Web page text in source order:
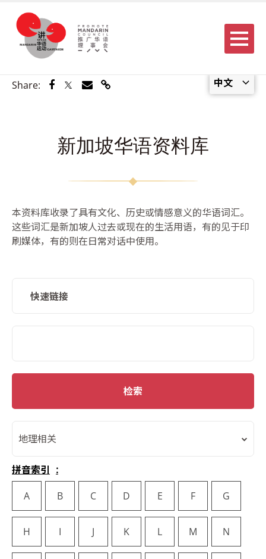
中文
Menu
Share: Share via Facebook
Share via Twitter
Share via Email
Share via Link
新加坡华语资料库
本资料库收录了具有文化、历史或情感意义的华语词汇。
这些词汇是新加坡人过去或现在的生活用语，有的见于印
刷媒体，有的则在日常对话中使用。
快速链接
检索
地理相关
拼音索引
A
B C D E F G
H I J K L M N